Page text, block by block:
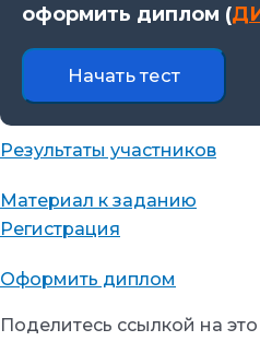
оформить диплом (
Результаты участников
Материал к заданию
Регистрация
Оформить диплом
Поделитесь ссылкой на